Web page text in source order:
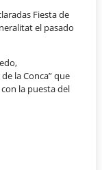
Fiesta de
el pasado
la Conca” que
la puesta del